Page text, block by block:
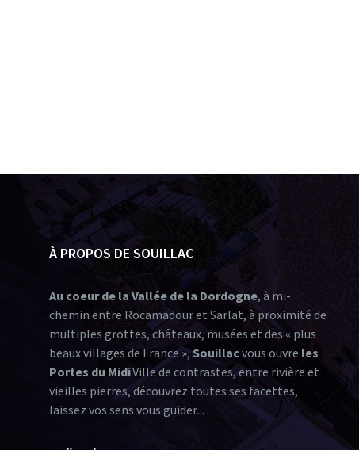
À PROPOS DE SOUILLAC
Au coeur de la Vallée de la Dordogne, à mi-
chemin entre Rocamadour et Sarlat, à proximité de
multiples grottes, châteaux, musées et des « plus
beaux villages de France »,Souillacvous ouvre les
Portes du Midi.Ville de contrastes, entre rivière et
vieilles pierres, découvrez toutes ses facettes,
laissez vos sens vous guider…